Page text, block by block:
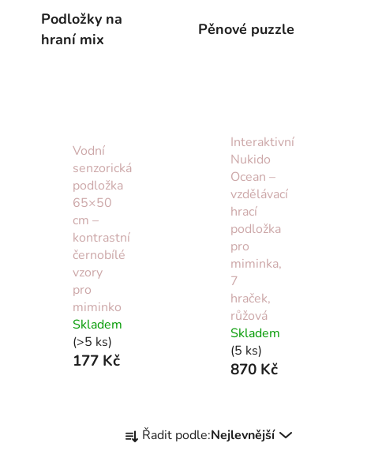
Podložky na
hraní mix
Pěnové puzzle
Vodní
senzorická
podložka
65×50
cm –
kontrastní
černobílé
vzory
pro
miminko
Skladem
(>5 ks)
177 Kč
Interaktivní
Nukido
Ocean –
vzdělávací
hrací
podložka
pro
miminka,
7
hraček,
růžová
Skladem
(5 ks)
870 Kč
a Řadit podle:Nejlevnější